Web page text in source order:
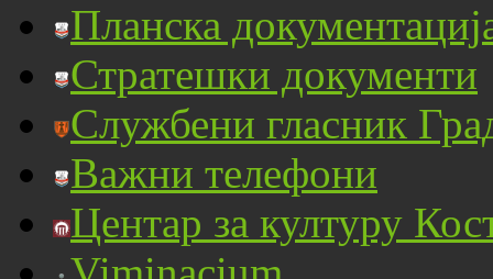
Планска
Стратешки документи
Службени гласник
Важни телефони
Центар за културу